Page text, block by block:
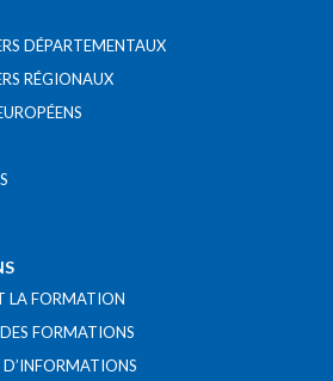
DÉPARTEMENTAUX
RÉGIONAUX
LA FORMATION
FORMATIONS
D’INFORMATIONS